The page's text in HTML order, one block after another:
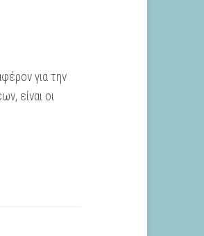
για την
είναι οι